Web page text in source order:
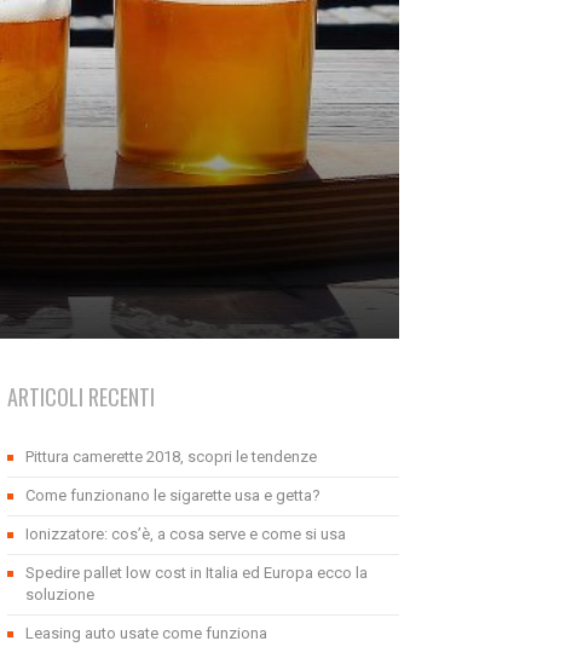
ARTICOLI RECENTI
Pittura camerette 2018, scopri le tendenze
Come funzionano le sigarette usa e getta?
Ionizzatore: cos’è, a cosa serve e come si usa
Spedire pallet low cost in Italia ed Europa ecco la
soluzione
Leasing auto usate come funziona